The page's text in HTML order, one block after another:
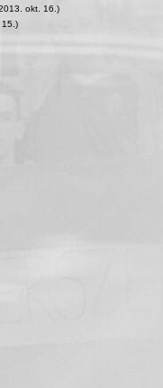
okt. 16.)
15.)